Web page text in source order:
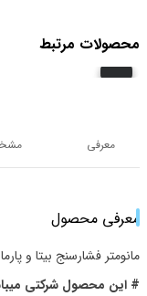
محصولات مرتبط
معرفی
معرفی محصول
مانومتر فشارسنج بیتا و
# این محصول شرکتی